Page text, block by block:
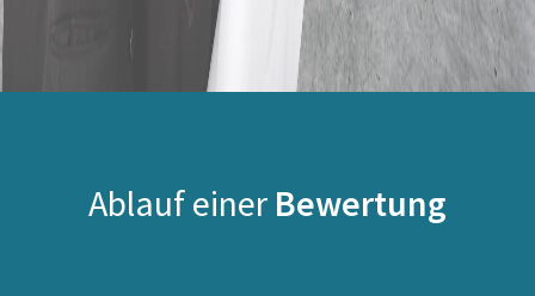
Ablauf einer Bewertung